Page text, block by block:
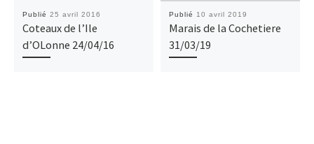
Publié 25 avril 2016
Coteaux de l’Ile
d’OLonne 24/04/16
Publié 10 avril 2019
Marais de la Cochetiere
31/03/19